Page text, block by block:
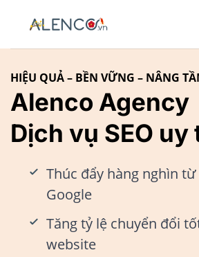
HIỆU QUẢ – BỀN VỮNG – NÂNG
Alenco Agency
Dịch vụ SEO uy
Thúc đẩy hàng nghìn từ
Google
Tăng tỷ lệ chuyển đổi
website